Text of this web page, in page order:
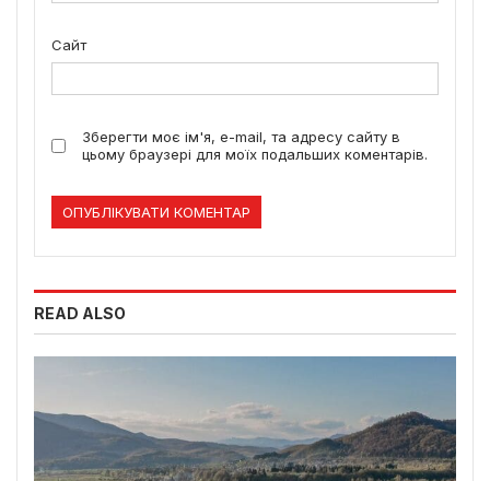
Сайт
Зберегти моє ім'я, e-mail, та адресу сайту в
цьому браузері для моїх подальших коментарів.
READ ALSO